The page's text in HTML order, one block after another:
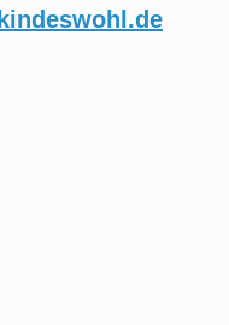
kindeswohl.de